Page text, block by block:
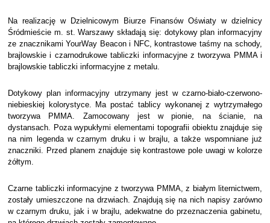
Na realizację w Dzielnicowym Biurze Finansów Oświaty w dzielnicy
Śródmieście m. st. Warszawy składają się: dotykowy plan informacyjny
ze znacznikami YourWay Beacon i NFC, kontrastowe taśmy na schody,
brajlowskie i czarnodrukowe tabliczki informacyjne z tworzywa PMMA i
brajlowskie tabliczki informacyjne z metalu.
Dotykowy plan informacyjny utrzymany jest w czarno-biało-czerwono-
niebieskiej kolorystyce. Ma postać tablicy wykonanej z wytrzymałego
tworzywa PMMA. Zamocowany jest w pionie, na ścianie, na
dystansach. Poza wypukłymi elementami topografii obiektu znajduje się
na nim legenda w czarnym druku i w brajlu, a także wspomniane już
znaczniki. Przed planem znajduje się kontrastowe pole uwagi w kolorze
żółtym.
Czarne tabliczki informacyjne z tworzywa PMMA, z białym liternictwem,
zostały umieszczone na drzwiach. Znajdują się na nich napisy zarówno
w czarnym druku, jak i w brajlu, adekwatne do przeznaczenia gabinetu,